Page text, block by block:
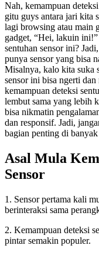
Nah, kemampuan
gitu guys antara jari kita
lagi browsing atau main
gadget, “Hei, lakuin
sentuhan sensor ini?
punya sensor yang bisa
Misalnya, kalo kita suka
sensor ini bisa ngerti
kemampuan deteksi
lembut sama yang lebih
bisa nikmatin
dan responsif. Jadi,
bagian penting di
Asal Mula
Sensor
1. Sensor pertama kali
berinteraksi sama
2. Kemampuan deteksi
pintar semakin populer.